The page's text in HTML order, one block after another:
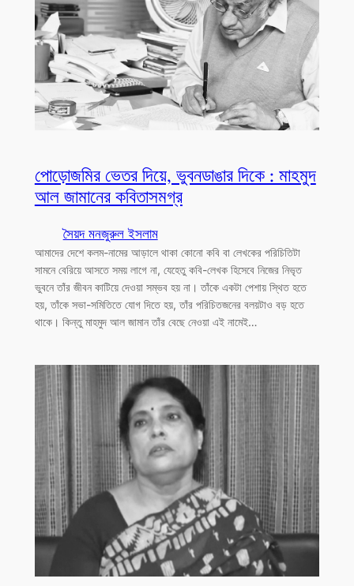
পোড়োজমির ভেতর দিয়ে, ভুবনডাঙার দিকে : মাহমুদ
আল জামানের কবিতাসমগ্র
সৈয়দ মনজুরুল ইসলাম
আমাদের দেশে কলম-নামের আড়ালে থাকা কোনো কবি বা লেখকের পরিচিতিটা
সামনে বেরিয়ে আসতে সময় লাগে না, যেহেতু কবি-লেখক হিসেবে নিজের নিভৃত
ভুবনে তাঁর জীবন কাটিয়ে দেওয়া সম্ভব হয় না। তাঁকে একটা পেশায় স্থিত হতে
হয়, তাঁকে সভা-সমিতিতে যোগ দিতে হয়, তাঁর পরিচিতজনের বলয়টাও বড় হতে
থাকে। কিন্তু মাহমুদ আল জামান তাঁর বেছে নেওয়া এই নামেই…